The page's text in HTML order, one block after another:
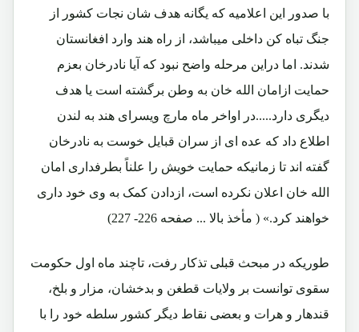
با صدور این اعلامیه که یگانه هدف شان نجات کشور از
جنگ تباه کن داخلی میباشد، از راه هند وارد افغانستان
شدند. اما دراین مرحله واضح نبود که آیا نادرخان بعزم
حمایت ازامان الله خان به وطن برگشته است یا هدف
دیگری دارد.....در اواخر ماه مارچ ویسرای هند به لندن
اطلاع داد که عده ای از سران قبایل خوست به نادرخان
گفته اند تا زمانیکه حمایت خویش را علناً بطرفداری امان
الله خان اعلان نکرده است، ازدادن کمک به وی خود داری
خواهند کرد.» ( مأخذ بالا ... صفحه 226- 227)
طوریکه در مبحث قبلی تذکار رفت، تاچند ماه اول حکومت
سقوی توانست بر ولایات قطغن و بدخشان، مزار و بلخ،
قندهار و هرات و بعضی نقاط دیگر کشور سلطه خود را با